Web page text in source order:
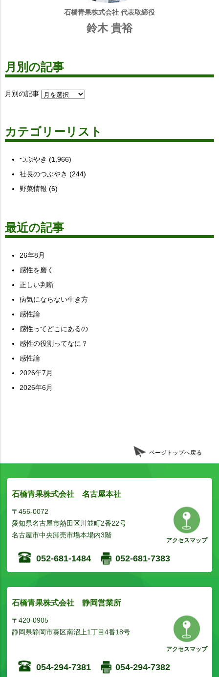
石橋青果株式会社 代表取締役
鈴木 貴裕
月別の記事
月別の記事
カテゴリーリスト
つぶやき (1,966)
社長のつぶやき (244)
野菜情報 (6)
最近の記事
26年8月
感性を磨く
正しい判断
病気にならない生き方
感性論
感性ってどこにあるの
感性の役割ってなに？
感性論
2026年7月
2026年6月
ページトップへ戻る
石橋青果株式会社 名古屋本社
〒456-0072
愛知県名古屋市熱田区川並町2番22号
名古屋市中央卸売市場本場内3階
アクセスマップ
052-681-1484 052-681-7383
石橋青果株式会社 静岡営業所
〒420-0905
静岡県静岡市葵区南沼上1丁目4番18号
アクセスマップ
054-294-7381 054-294-7382